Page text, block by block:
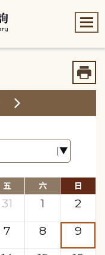
五 六 日
31 1
2
7 8
9